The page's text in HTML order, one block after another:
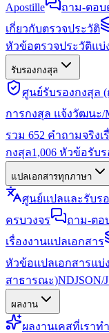
Apostille
ถาม-ตอบ
เกี่ยวกับตรวจประวัติ
หัวข้อตรวจประวัติแบ่
รับรองกงสุล
ศูนย์รับรองกงสุล
การกงสุล แจ้งวัฒนะ/
รวม 652 คำถามจริงเ
กงสุล1,006 หัวข้อรับ
แปลเอกสารทุกภาษา
ศูนย์แปลและรับรอ
ครบวงจร
ถาม-ตอ
เรื่องงานแปลเอกสาร
หัวข้อแปลเอกสารแบ่
สาธารณะ)
ผลงาน
ผลงานเคสที่เราท